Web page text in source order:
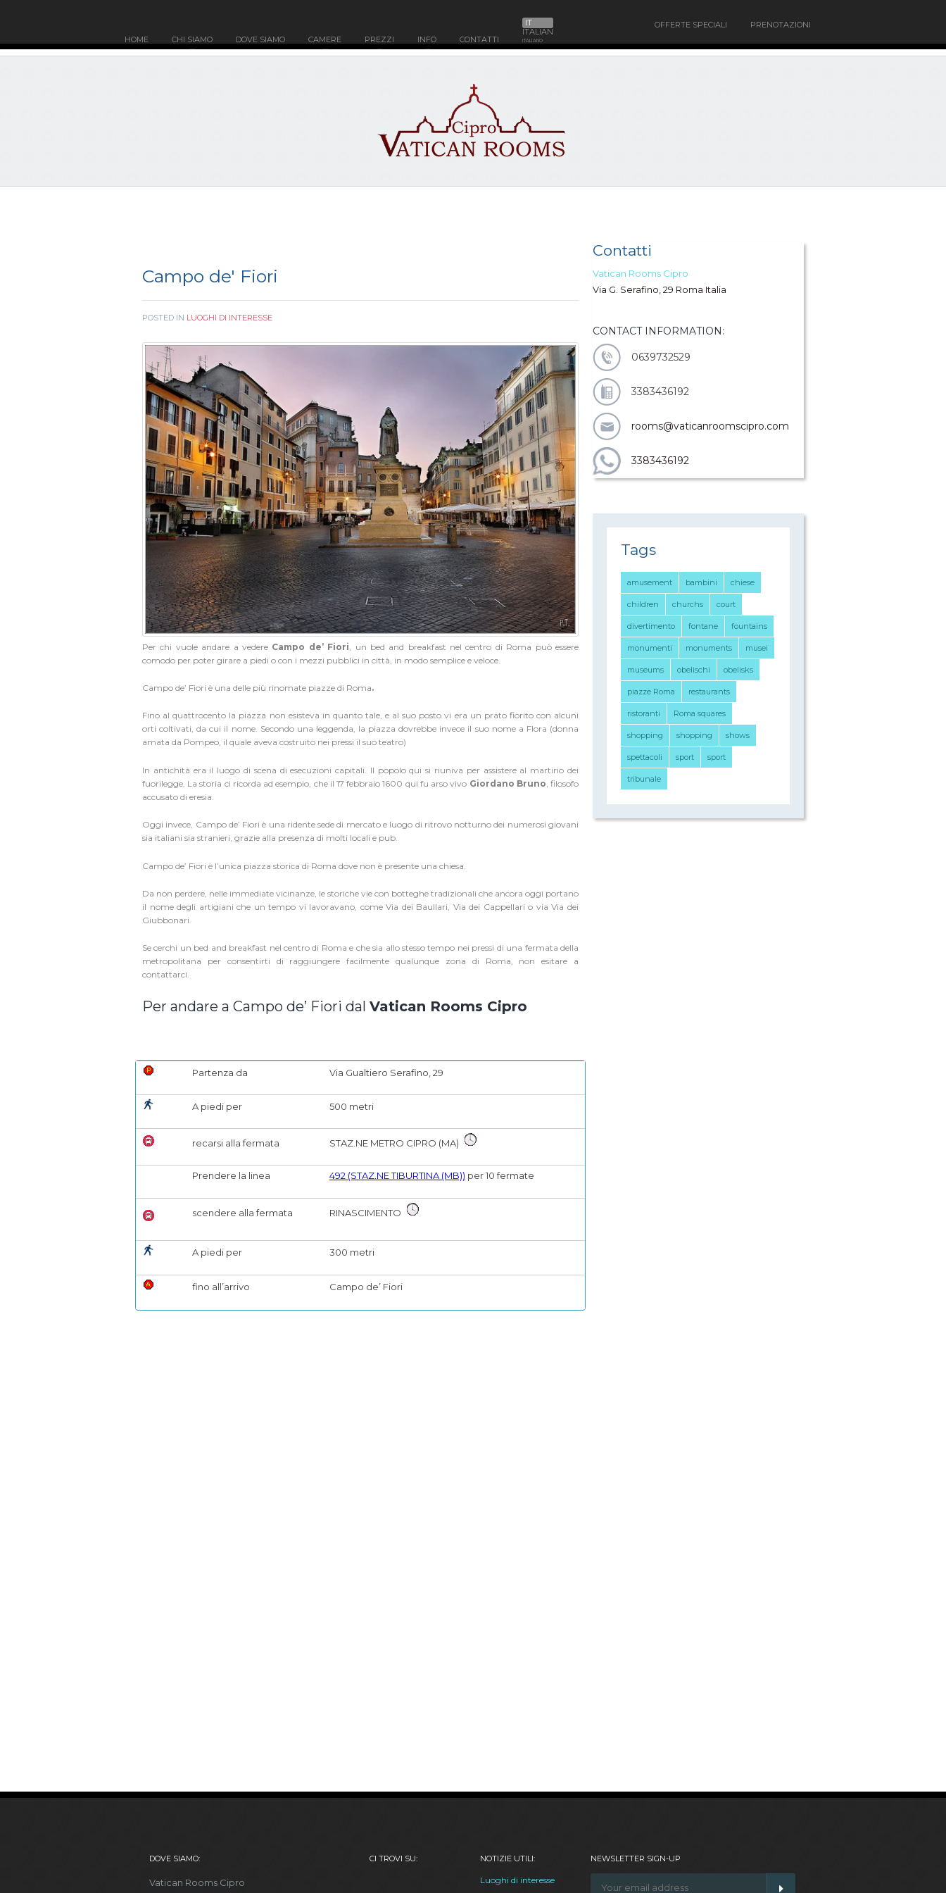
OFFERTE SPECIALI
PRENOTAZIONI
HOME
CHI SIAMO DOVE SIAMO CAMERE PREZZI INFO CONTATTI
IT
ITALIAN
ITALIANO
Campo de' Fiori
POSTED IN LUOGHI DI INTERESSE
Per chi vuole andare a vedere Campo de’ Fiori , un bed and breakfast nel centro di Roma può essere
comodo per poter girare a piedi o con i mezzi pubblici in città, in modo semplice e veloce.
Campo de’ Fiori è una delle più rinomate piazze di Roma.
Fino al quattrocento la piazza non esisteva in quanto tale, e al suo posto vi era un prato fiorito con alcuni
orti coltivati, da cui il nome. Secondo una leggenda, la piazza dovrebbe invece il suo nome a Flora (donna
amata da Pompeo, il quale aveva costruito nei pressi il suo teatro)
In antichità era il luogo di scena di esecuzioni capitali. Il popolo qui si riuniva per assistere al martirio dei
fuorilegge. La storia ci ricorda ad esempio, che il 17 febbraio 1600 qui fu arso vivo Giordano Bruno , filosofo
accusato di eresia.
Oggi invece, Campo de’ Fiori è una ridente sede di mercato e luogo di ritrovo notturno dei numerosi giovani
sia italiani sia stranieri, grazie alla presenza di molti locali e pub.
Campo de’ Fiori è l’unica piazza storica di Roma dove non è presente una chiesa.
Da non perdere, nelle immediate vicinanze, le storiche vie con botteghe tradizionali che ancora oggi portano
il nome degli artigiani che un tempo vi lavoravano, come Via dei Baullari, Via dei Cappellari o via Via dei
Giubbonari.
Se cerchi un bed and breakfast nel centro di Roma e che sia allo stesso tempo nei pressi di una fermata della
metropolitana per consentirti di raggiungere facilmente qualunque zona di Roma, non esitare a
contattarci.
Per andare a Campo de’ Fiori dal Vatican Rooms Cipro
Partenza da Via Gualtiero Serafino, 29
A piedi per 500 metri
recarsi alla fermata STAZ.NE METRO CIPRO (MA)
Prendere la linea 492 (STAZ.NE TIBURTINA (MB)) per 10 fermate
scendere alla fermata RINASCIMENTO
A piedi per 300 metri
fino all’arrivo Campo de’ Fiori
Contatti
Vatican Rooms Cipro
Via G. Serafino, 29 Roma Italia
CONTACT INFORMATION:
0639732529
3383436192
rooms@vaticanroomscipro.com
3383436192
Tags
amusement bambini chiese
children churchs court
divertimento fontane fountains
monumenti monuments musei
museums obelischi obelisks
piazze Roma restaurants
ristoranti Roma squares
shopping shopping shows
spettacoli sport sport
tribunale
DOVE SIAMO:
Vatican Rooms Cipro
CI TROVI SU: NOTIZIE UTILI:
Luoghi di interesse
NEWSLETTER SIGN-UP